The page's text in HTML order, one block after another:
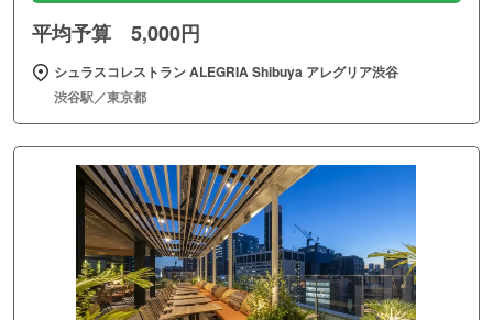
平均予算 5,000円
シュラスコレストラン ALEGRIA Shibuya アレグリア渋谷
渋谷駅／東京都